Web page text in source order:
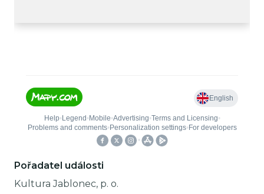
Pořadatel události
Kultura Jablonec, p. o.